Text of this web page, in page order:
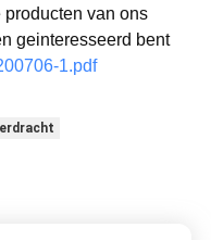
van ons
geinteresseerd bent
1.pdf